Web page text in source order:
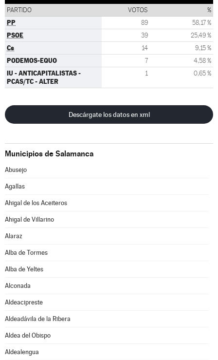
PARTIDO VOTOS %
PP 89 58,17 %
PSOE 39 25,49 %
Cs 14 9,15 %
PODEMOS-EQUO 7 4,58 %
IU - ANTICAPITALISTAS -
PCAS/TC - ALTER
1 0,65 %
Descárgate los datos en xml
Municipios de Salamanca
Abusejo
Agallas
Ahigal de los Aceiteros
Ahigal de Villarino
Alaraz
Alba de Tormes
Alba de Yeltes
Alconada
Aldeacipreste
Aldeadávila de la Ribera
Aldea del Obispo
Aldealengua